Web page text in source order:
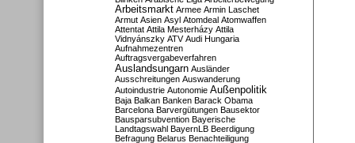
Arbeitsmarkt Armee Armin Laschet
Armut Asien Asyl Atomdeal Atomwaffen
Attentat Attila Mesterházy Attila
Vidnyánszky ATV Audi Hungaria
Aufnahmezentren
Auftragsvergabeverfahren
Auslandsungarn Ausländer
Ausschreitungen Auswanderung
Autoindustrie Autonomie Außenpolitik
Baja Balkan Banken Barack Obama
Barcelona Barvergütungen Bausektor
Bausparsubvention Bayerische
Landtagswahl BayernLB Beerdigung
Befragung Belarus Benachteiligung